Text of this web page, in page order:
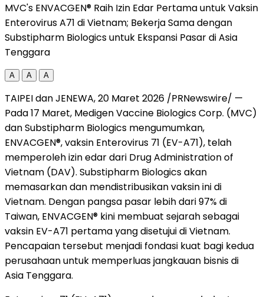
MVC's ENVACGEN® Raih Izin Edar Pertama untuk Vaksin
Enterovirus A71 di Vietnam; Bekerja Sama dengan
Substipharm Biologics untuk Ekspansi Pasar di Asia
Tenggara
A A A
TAIPEI dan JENEWA, 20 Maret 2026 /PRNewswire/ —
Pada 17 Maret, Medigen Vaccine Biologics Corp. (MVC)
dan Substipharm Biologics mengumumkan,
ENVACGEN®, vaksin Enterovirus 71 (EV-A71), telah
memperoleh izin edar dari Drug Administration of
Vietnam (DAV). Substipharm Biologics akan
memasarkan dan mendistribusikan vaksin ini di
Vietnam. Dengan pangsa pasar lebih dari 97% di
Taiwan, ENVACGEN® kini membuat sejarah sebagai
vaksin EV-A71 pertama yang disetujui di Vietnam.
Pencapaian tersebut menjadi fondasi kuat bagi kedua
perusahaan untuk memperluas jangkauan bisnis di
Asia Tenggara.